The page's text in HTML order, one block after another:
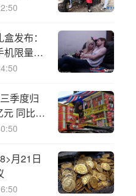
发布：
机限量预
季度归
元 同比下
月21日